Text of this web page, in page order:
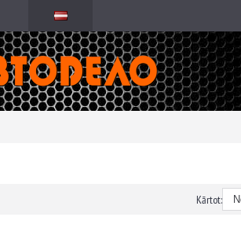
Kārtot: